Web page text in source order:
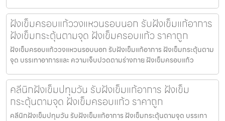
ฝังเข็มครอบแก้ววงแหวนรอบนอก รับฝังเข็มแก้อาการ
ฝังเข็มกระตุ้นตามจุด ฝังเข็มครอบแก้ว ราคาถูก
ฝังเข็มครอบแก้ววงแหวนรอบนอก รับฝังเข็มแก้อาการ ฝังเข็มกระตุ้นตาม
จุด บรรเทาอาการและ ความเจ็บปวดตามร่างกาย ฝังเข็มครอบแก้ว
คลีนิกฝังเข็มปทุมวัน รับฝังเข็มแก้อาการ ฝังเข็ม
กระตุ้นตามจุด ฝังเข็มครอบแก้ว ราคาถูก
คลีนิกฝังเข็มปทุมวัน รับฝังเข็มแก้อาการ ฝังเข็มกระตุ้นตามจุด บรรเทา